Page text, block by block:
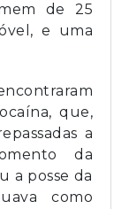
de 25
e uma
que,
a
da
a posse da
como